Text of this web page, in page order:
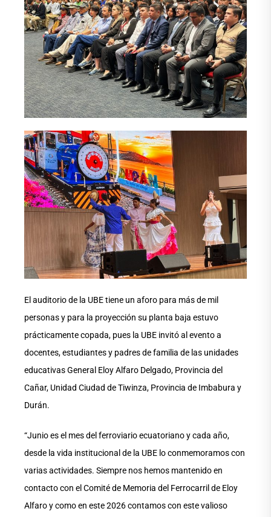
El auditorio de la UBE tiene un aforo para más de mil
personas y para la proyección su planta baja estuvo
prácticamente copada, pues la UBE invitó al evento a
docentes, estudiantes y padres de familia de las unidades
educativas General Eloy Alfaro Delgado, Provincia del
Cañar, Unidad Ciudad de Tiwinza, Provincia de Imbabura y
Durán.
“Junio es el mes del ferroviario ecuatoriano y cada año,
desde la vida institucional de la UBE lo conmemoramos con
varias actividades. Siempre nos hemos mantenido en
contacto con el Comité de Memoria del Ferrocarril de Eloy
Alfaro y como en este 2026 contamos con este valioso